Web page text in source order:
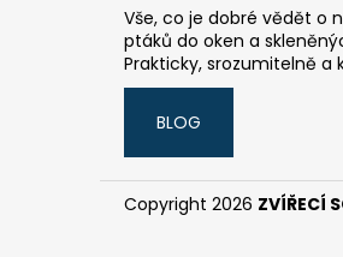
Vše, co je dobré vědět o
ptáků do oken a
Prakticky, srozumitelně a
BLOG
Copyright 2026 ZVÍŘECÍ